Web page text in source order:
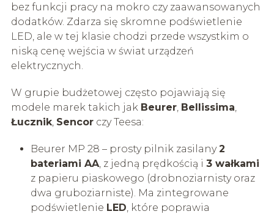
bez funkcji pracy na mokro czy zaawansowanych
dodatków. Zdarza się skromne podświetlenie
LED, ale w tej klasie chodzi przede wszystkim o
niską cenę wejścia w świat urządzeń
elektrycznych.
W grupie budżetowej często pojawiają się
modele marek takich jak Beurer, Bellissima
Łucznik, Sencorczy Teesa:
Beurer MP 28 – prosty pilnik zasilany2
bateriami AA, z jedną prędkością i 3 wałkami
z papieru piaskowego (drobnoziarnisty oraz
dwa gruboziarniste). Ma zintegrowane
podświetlenie LED , które poprawia